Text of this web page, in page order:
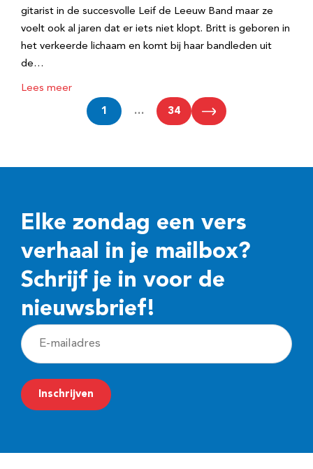
gitarist in de succesvolle Leif de Leeuw Band maar ze
voelt ook al jaren dat er iets niet klopt. Britt is geboren in
het verkeerde lichaam en komt bij haar bandleden uit
de…
Lees meer
1 … 34
Elke zondag een vers
verhaal in je mailbox?
Schrijf je in voor de
nieuwsbrief!
E
-
m
a
Inschrijven